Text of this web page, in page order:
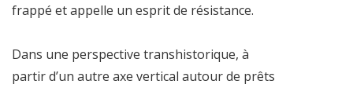
frappé et appelle un esprit de résistance.
Dans une perspective transhistorique, à
partir d’un autre axe vertical autour de prêts